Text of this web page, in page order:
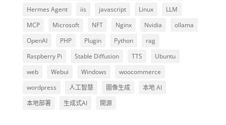
Hermes Agent
iis javascript Linux
LLM
MCP
Microsoft NFT Nginx Nvidia
ollama
OpenAI
PHP Plugin Python
rag
Raspberry Pi
Stable Diffusion TTS
Ubuntu
web
Webui Windows
woocommerce
wordpress
人工智慧 圖像生成
本地 AI
本地部署
生成式AI 開源